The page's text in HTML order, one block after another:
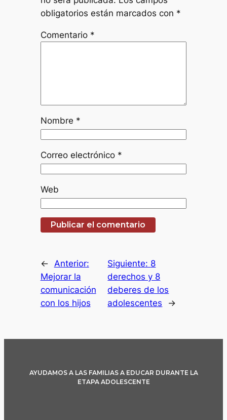
obligatorios están marcados con *
Comentario *
Nombre *
Correo electrónico *
Web
←
Anterior:
Mejorar la
comunicación
con los hijos
Siguiente: 8
derechos y 8
deberes de los
adolescentes
→
AYUDAMOS A LAS FAMILIAS A EDUCAR DURANTE LA
ETAPA ADOLESCENTE